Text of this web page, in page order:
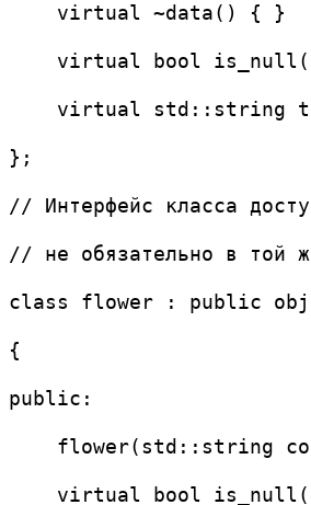
    virtual ~data() { }
virtual bool
virtual std::string
};
// Интерфейс класса
// не обязательно в той
class flower : public
{
public:
flower(std::string
virtual bool